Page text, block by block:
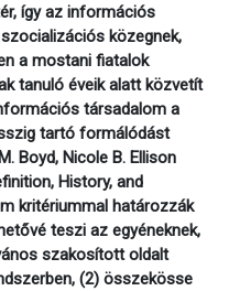
így az információs
közegnek,
a mostani fiatalok
tanuló éveik alatt közvetít
társadalom a
tartó formálódást
Boyd, Nicole B. Ellison
History, and
kritériummal határozzák
teszi az egyéneknek,
szakosított oldalt
(2) összekösse